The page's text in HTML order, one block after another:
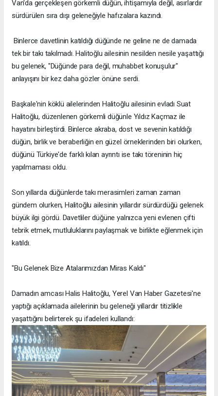
Van'da gerçekleşen görkemli düğün, ihtişamıyla değil, asırlardır
sürdürülen sıra dışı geleneğiyle hafızalara kazındı.
Binlerce davetlinin katıldığı düğünde ne geline ne de damada
tek bir takı takılmadı. Halitoğlu ailesinin nesilden nesile yaşattığı
bu gelenek, "Düğünde para değil, muhabbet konuşulur"
anlayışını bir kez daha gözler önüne serdi.
Başkale'nin köklü ailelerinden Halitoğlu ailesinin evladı Suat
Halitoğlu, düzenlenen görkemli düğünle Yıldız Kaçmaz ile
hayatını birleştirdi. Binlerce akraba, dost ve sevenin katıldığı
düğün, birlik ve beraberliğin en güzel örneklerinden biri olurken,
düğünü Türkiye'de farklı kılan ayrıntı ise takı töreninin hiç
yapılmaması oldu.
Son yıllarda düğünlerde takı merasimleri zaman zaman
gündem olurken, Halitoğlu ailesinin yıllardır sürdürdüğü gelenek
büyük ilgi gördü. Davetliler düğüne yalnızca yeni evlenen çifti
tebrik etmek, mutluluklarını paylaşmak ve birlikte eğlenmek için
katıldı.
"Bu Gelenek Bize Atalarımızdan Miras Kaldı"
Damadın amcası Halis Halitoğlu, Yerel Van Haber Gazetesi'ne
yaptığı açıklamada ailelerinin bu geleneği yıllardır titizlikle
yaşattığını belirterek şu ifadeleri kullandı: